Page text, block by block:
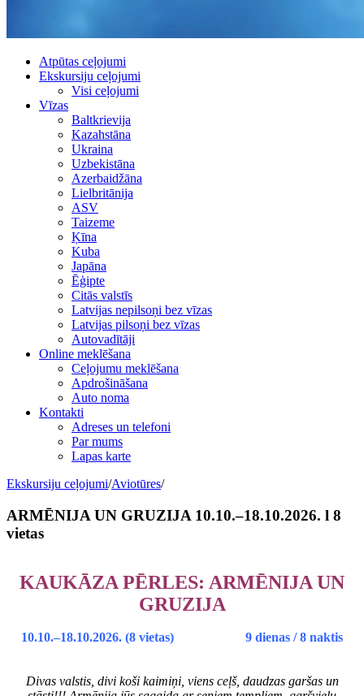
Atpūtas ceļojumi
Ekskursiju ceļojumi
Visi ceļojumi
Vīzas
Baltkrievija
Kazahstāna
Ukraina
Uzbekistāna
Azerbaidžāna
Lielbritānija
ASV
Taizeme
Ķīna
Kuba
Japāna
Ēģipte
Citās valstīs
Latvijas nepilsoņi bez vīzas
Latvijas pilsoņi bez vīzas
Autovadītāji
Online meklēšana
Ceļojumu meklēšana
Apdrošināšana
Auto noma
Kontakti
Adreses un telefoni
Par mums
Lapas karte
Ekskursiju ceļojumi/Aviotūres/
ARMĒNIJA UN GRUZIJA 10.10.–18.10.2026. l 8
vietas
KAUKĀZA PĒRLES: ARMĒNIJA UN
GRUZIJA
10.10.–18.10.2026. (8 vietas) 9 dienas / 8 naktis
Divas valstis, divi koši kaimiņi, viens ceļš, daudzas garšas un